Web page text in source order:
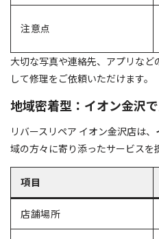
注意点
大切な写真や連絡先、アプリな
して修理をご依頼いただけます。
地域密着型：イオン金沢
リバースリペア イオン金沢店は、
域の方々に寄り添ったサービスを
項目
店舗場所